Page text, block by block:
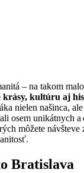
– na takom
krásy, kultúru aj
nielen našinca,
osem unikátnych
môžete
Bratislava